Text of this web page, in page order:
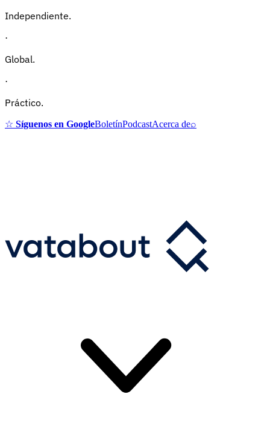
Independiente.
·
Global.
·
Práctico.
☆ Síguenos en GoogleBoletínPodcastAcerca de⌕